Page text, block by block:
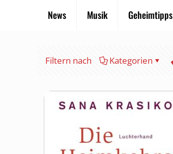
News Musik Geheimtipps
Filtern nach Kategorien